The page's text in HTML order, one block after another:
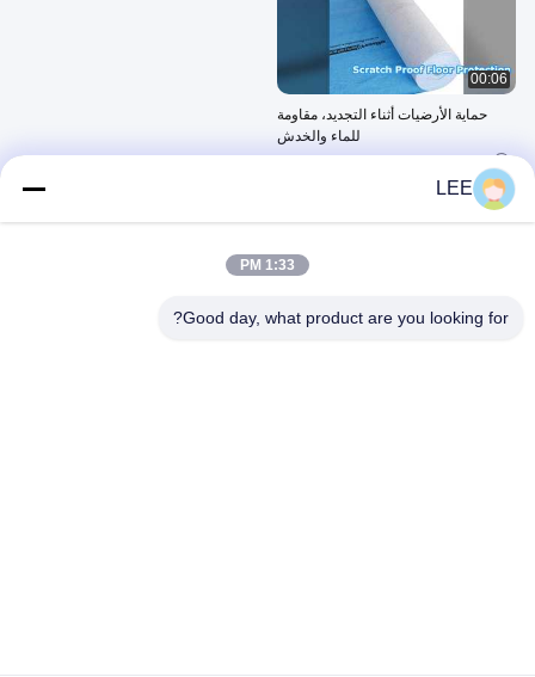
00:06
حماية الأرضيات أثناء التجديد، مقاومة
للماء والخدش
LEE
1:33 PM
Good day, what product are you looking for?